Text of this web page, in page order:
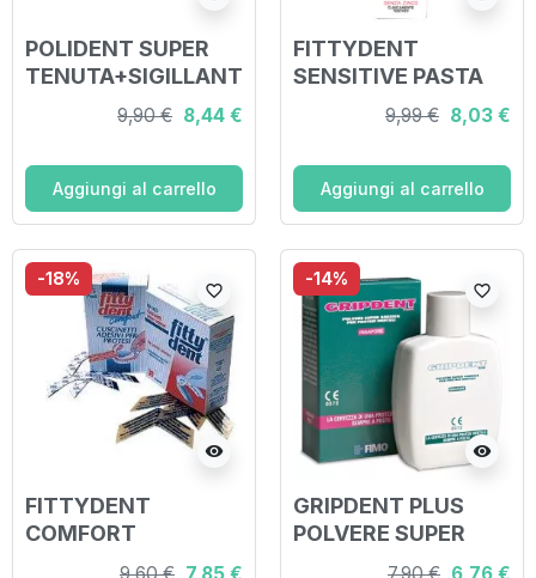
POLIDENT SUPER
TENUTA+SIGILLANT
E MENTA DELICATA
ADESIVO PROTESI
9,90 € 8,44 €
Aggiungi al carrello
FITTYDENT
SENSITIVE PASTA
ADESIVA CON ALOE
VERA 40 G
9,99 € 8,03 €
Aggiungi al carrello
-18%
visibility
favorite_border
FITTYDENT
COMFORT
PRESAGOMATO
-14%
visibility
favorite_border
GRIPDENT PLUS
POLVERE SUPER
ADESIVA PER